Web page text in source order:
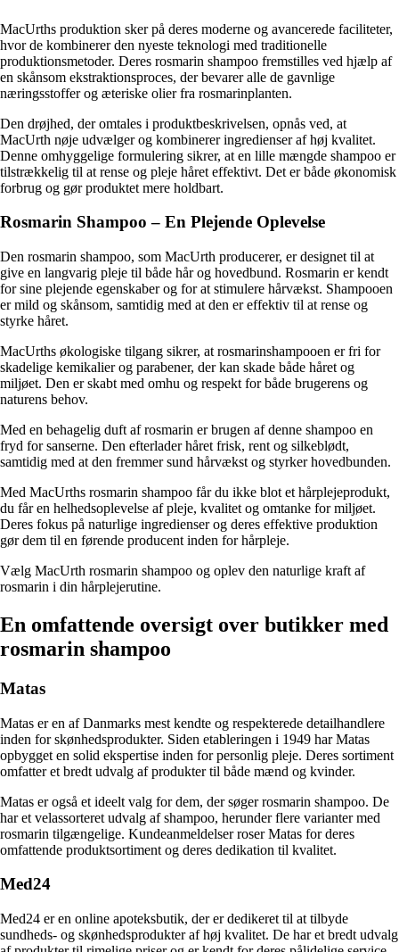
MacUrths produktion sker på deres moderne og avancerede faciliteter,
hvor de kombinerer den nyeste teknologi med traditionelle
produktionsmetoder. Deres rosmarin shampoo fremstilles ved hjælp af
en skånsom ekstraktionsproces, der bevarer alle de gavnlige
næringsstoffer og æteriske olier fra rosmarinplanten.
Den drøjhed, der omtales i produktbeskrivelsen, opnås ved, at
MacUrth nøje udvælger og kombinerer ingredienser af høj kvalitet.
Denne omhyggelige formulering sikrer, at en lille mængde shampoo er
tilstrækkelig til at rense og pleje håret effektivt. Det er både økonomisk
forbrug og gør produktet mere holdbart.
Rosmarin Shampoo – En Plejende Oplevelse
Den rosmarin shampoo, som MacUrth producerer, er designet til at
give en langvarig pleje til både hår og hovedbund. Rosmarin er kendt
for sine plejende egenskaber og for at stimulere hårvækst. Shampooen
er mild og skånsom, samtidig med at den er effektiv til at rense og
styrke håret.
MacUrths økologiske tilgang sikrer, at rosmarinshampooen er fri for
skadelige kemikalier og parabener, der kan skade både håret og
miljøet. Den er skabt med omhu og respekt for både brugerens og
naturens behov.
Med en behagelig duft af rosmarin er brugen af denne shampoo en
fryd for sanserne. Den efterlader håret frisk, rent og silkeblødt,
samtidig med at den fremmer sund hårvækst og styrker hovedbunden.
Med MacUrths rosmarin shampoo får du ikke blot et hårplejeprodukt,
du får en helhedsoplevelse af pleje, kvalitet og omtanke for miljøet.
Deres fokus på naturlige ingredienser og deres effektive produktion
gør dem til en førende producent inden for hårpleje.
Vælg MacUrth rosmarin shampoo og oplev den naturlige kraft af
rosmarin i din hårplejerutine.
En omfattende oversigt over butikker med
rosmarin shampoo
Matas
Matas er en af Danmarks mest kendte og respekterede detailhandlere
inden for skønhedsprodukter. Siden etableringen i 1949 har Matas
opbygget en solid ekspertise inden for personlig pleje. Deres sortiment
omfatter et bredt udvalg af produkter til både mænd og kvinder.
Matas er også et ideelt valg for dem, der søger rosmarin shampoo. De
har et velassorteret udvalg af shampoo, herunder flere varianter med
rosmarin tilgængelige. Kundeanmeldelser roser Matas for deres
omfattende produktsortiment og deres dedikation til kvalitet.
Med24
Med24 er en online apoteksbutik, der er dedikeret til at tilbyde
sundheds- og skønhedsprodukter af høj kvalitet. De har et bredt udvalg